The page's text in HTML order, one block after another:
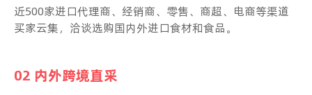
近500家进口代理商、经销商、零售、商超、电商等渠道
买家云集，洽谈选购国内外进口食材和食品。
02 内外跨境直采